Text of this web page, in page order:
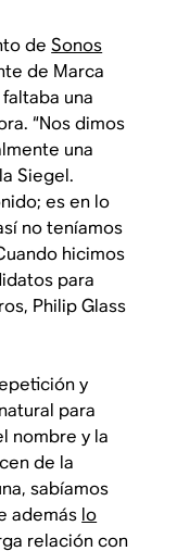
deSonos
de Marca
una
“Nos dimos
una
Siegel.
es en lo
no teníamos
hicimos
para
Philip Glass
y
para
nombre y la
de la
sabíamos
además lo
relación con